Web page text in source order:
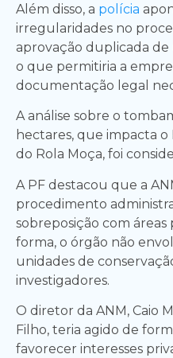
Além disso, a polícia
irregularidades no
aprovação duplicada
o que permitiria a
documentação legal
A análise sobre o
hectares, que impacta
do Rola Moça, foi
A PF destacou que a
procedimento
sobreposição com áreas
forma, o órgão não
unidades de
investigadores.
O diretor da ANM, Caio
Filho, teria agido de
favorecer interesses